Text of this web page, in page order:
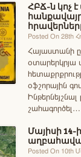
ՀԲՃ-ն կոչ է
Posted On 28th
Հայաստանի
օտարերկրյա
օֆշորային
շահագործել…
Մայիսի
Posted On 10th